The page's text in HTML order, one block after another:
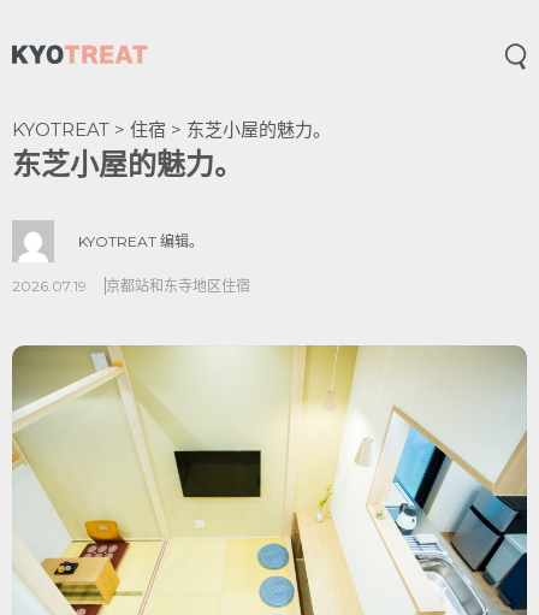
打
KYOTREAT > 住宿 > 东芝小屋的魅力。
东芝小屋的魅力。
KYOTREAT 编辑。
2026.07.19 京都站和东寺地区住宿